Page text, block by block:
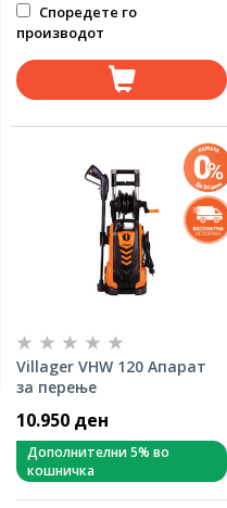
Споредете го
производот
Villager VHW 120 Апарат
за перење
10.950 ден
Дополнителни 5% во
кошничка